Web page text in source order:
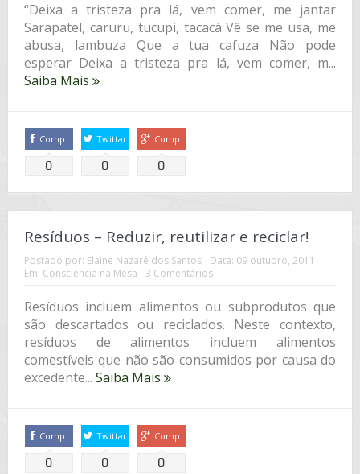
“Deixa a tristeza pra lá, vem comer, me jantar
Sarapatel, caruru, tucupi, tacacá Vê se me usa, me
abusa, lambuza Que a tua cafuza Não pode
esperar Deixa a tristeza pra lá, vem comer, m...
Saiba Mais
Comp.
0
Twittar
0
Comp.
0
Resíduos – Reduzir, reutilizar e reciclar!
Postado por: Elaine Nazaré dos Santos Data: 09 outubro, 2011
Em: Consciência na Mesa 3 Comentários
Resíduos incluem alimentos ou subprodutos que
são descartados ou reciclados. Neste contexto,
resíduos de alimentos incluem alimentos
comestíveis que não são consumidos por causa do
excedente... Saiba Mais
Comp.
0
Twittar
0
Comp.
0